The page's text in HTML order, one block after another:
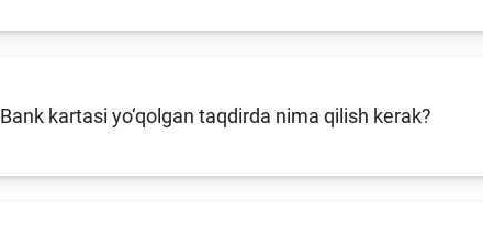
Bank kartasi yo‘qolgan taqdirda nima qilish kerak?